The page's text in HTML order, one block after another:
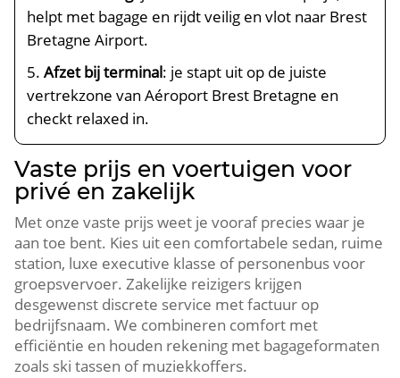
helpt met bagage en rijdt veilig en vlot naar Brest
Bretagne Airport.
Afzet bij terminal: je stapt uit op de juiste
vertrekzone van Aéroport Brest Bretagne en
checkt relaxed in.
Vaste prijs en voertuigen voor
privé en zakelijk
Met onze vaste prijs weet je vooraf precies waar je
aan toe bent. Kies uit een comfortabele sedan, ruime
station, luxe executive klasse of personenbus voor
groepsvervoer. Zakelijke reizigers krijgen
desgewenst discrete service met factuur op
bedrijfsnaam. We combineren comfort met
efficiëntie en houden rekening met bagageformaten
zoals ski tassen of muziekkoffers.